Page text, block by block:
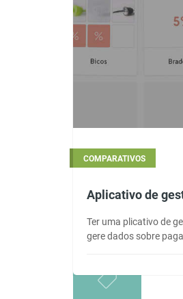
COMPARATIVOS
Aplicativo de
Ter uma plicativo de
gere dados sobre